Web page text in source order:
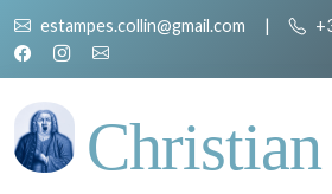
estampes.collin@gmail.com |